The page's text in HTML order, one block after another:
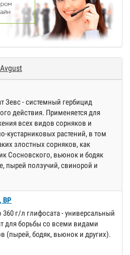
Зевс - системный гербицид
действия. Применяется для
всех видов сорняков и
кустарниковых растений, в том
злостных сорняков, как
Сосновского, вьюнок и бодяк
пырей ползучий, свинорой и
ВР
360 г/л глифосата - универсальный
для борьбы со всеми видами
(пырей, бодяк, вьюнок и других).